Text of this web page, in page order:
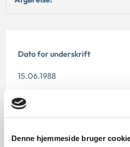
Denne hjemmeside bruger
Dato for underskrift
15.06.1988
Offentliggørelsesdato
11.07.2013
Paragraf